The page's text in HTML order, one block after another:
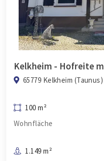
65779 Kelkheim (Taunus)
100 m²
Wohnfläche
1.149 m²